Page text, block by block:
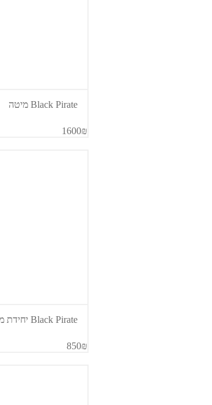
Black Pirate מיטה
1600₪
Black Pirate יחידת מיטה נפתחת 90-190
850₪